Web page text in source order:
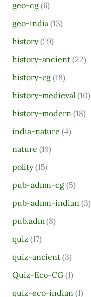
geo-cg(6)
geo-india(13)
history(59)
history-ancient(22)
history-cg(18)
history-medieval(10)
history-modern(18)
india-nature (4)
nature (19)
polity(15)
pub-admn-cg(5)
pub-admn-indian(3)
pub.adm(8)
quiz(17)
quiz-ancient(3)
Quiz-Eco-CG(1)
quiz-eco-indian(1)